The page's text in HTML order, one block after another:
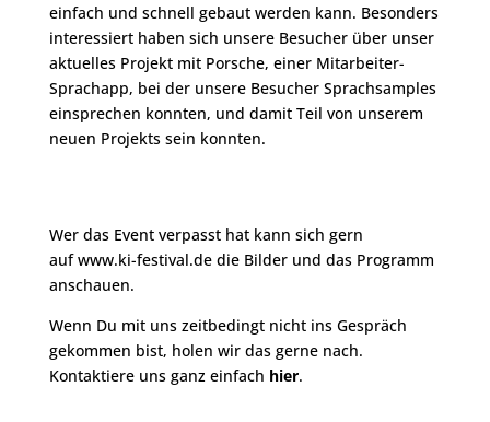
einfach und schnell gebaut werden kann. Besonders
interessiert haben sich unsere Besucher über unser
aktuelles Projekt mit Porsche, einer Mitarbeiter-
Sprachapp, bei der unsere Besucher Sprachsamples
einsprechen konnten, und damit Teil von unserem
neuen Projekts sein konnten.
Wer das Event verpasst hat kann sich gern
aufwww.ki-festival.dedie Bilder und das Programm
anschauen.
Wenn Du mit uns zeitbedingt nicht ins Gespräch
gekommen bist, holen wir das gerne nach.
Kontaktiere uns ganz einfach hier.